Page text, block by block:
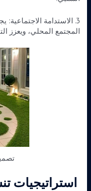
3. الاستدامة
المجتمع المحلي، ويعزز
استراتيجيات